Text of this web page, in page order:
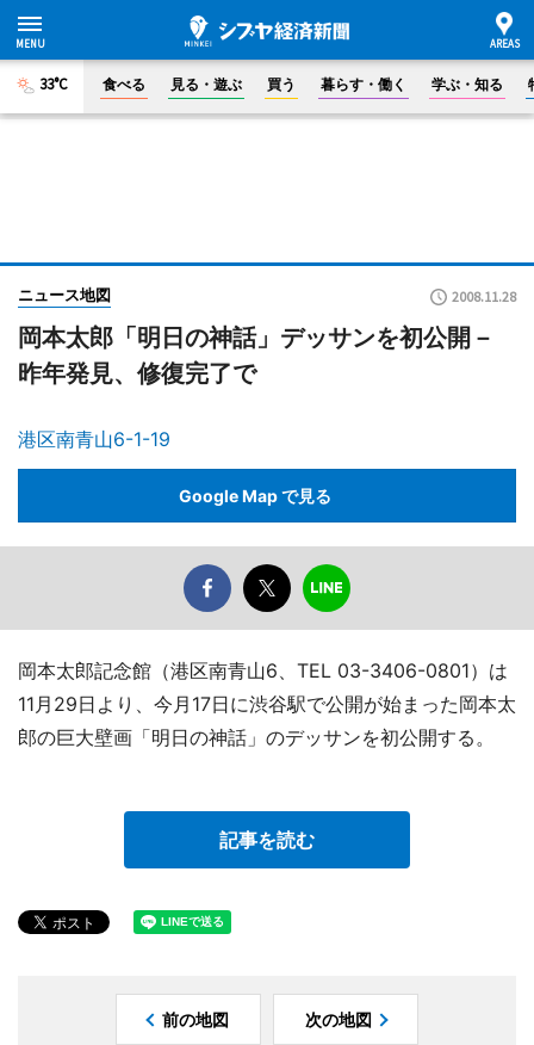
33°C 食べる 見る・遊ぶ 買う 暮らす・働く 学ぶ・知る
ニュース地図 2008.11.28
岡本太郎「明日の神話」デッサンを初公開－
昨年発見、修復完了で
港区南青山6-1-19
Google Map で見る
岡本太郎記念館（港区南青山6、TEL 03-3406-0801）は
11月29日より、今月17日に渋谷駅で公開が始まった岡本太
郎の巨大壁画「明日の神話」のデッサンを初公開する。
記事を読む
前の地図 次の地図